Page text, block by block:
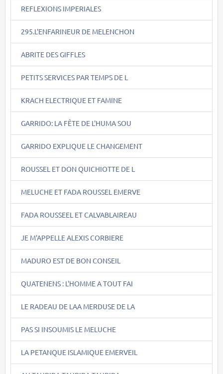
REFLEXIONS IMPERIALES
295.L'ENFARINEUR DE MELENCHON
ABRITE DES GIFFLES
PETITS SERVICES PAR TEMPS DE L
KRACH ELECTRIQUE ET FAMINE
GARRIDO: LA FÊTE DE L'HUMA SOU
GARRIDO EXPLIQUE LE CHANGEMENT
ROUSSEL ET DON QUICHIOTTE DE L
MELUCHE ET FADA ROUSSEL EMERVE
FADA ROUSSEEL ET CALVABLAIREAU
JE M'APPELLE ALEXIS CORBIERE
MADURO EST DE BON CONSEIL
QUATENENS : L'HOMME A TOUT FAI
LE RADEAU DE LAA MERDUSE DE LA
PAS SI INSOUMIS LE MELUCHE
LA PETANQUE ISLAMIQUE EMERVEIL